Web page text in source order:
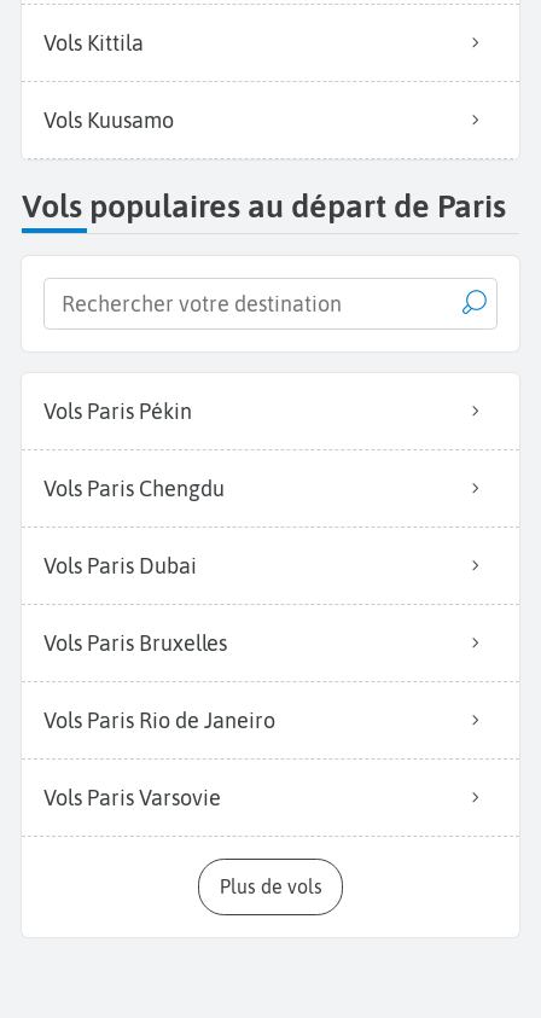
Vols Kittila
Vols Kuusamo
Vols populaires au départ de Paris
Vols Paris Pékin
Vols Paris Chengdu
Vols Paris Dubai
Vols Paris Bruxelles
Vols Paris Rio de Janeiro
Vols Paris Varsovie
Plus de vols